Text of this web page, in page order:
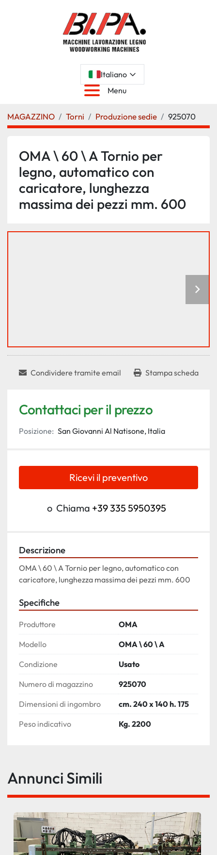
Italiano
Menu
MAGAZZINO Torni Produzione sedie 925070
OMA \ 60 \ A Tornio per
legno, automatico con
caricatore, lunghezza
massima dei pezzi mm. 600
Condividere tramite email Stampa scheda
Contattaci per il prezzo
Posizione: San Giovanni Al Natisone, Italia
Ricevi il preventivo
o Chiama +39 335 5950395
Descrizione
OMA \ 60 \ A Tornio per legno, automatico con
caricatore, lunghezza massima dei pezzi mm. 600
Specifiche
Produttore OMA
Modello OMA \ 60 \ A
Condizione Usato
Numero di magazzino 925070
Dimensioni di ingombro cm. 240 x 140 h. 175
Peso indicativo Kg. 2200
Annunci Simili